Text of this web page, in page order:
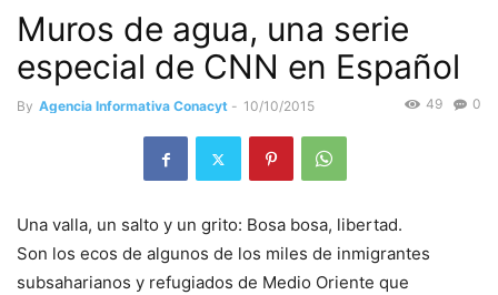
Muros de agua, una serie
especial de CNN en Español
By Agencia Informativa Conacyt - 10/10/2015 0
49
Una valla, un salto y un grito: Bosa bosa, libertad.
Son los ecos de algunos de los miles de inmigrantes
subsaharianos y refugiados de Medio Oriente que